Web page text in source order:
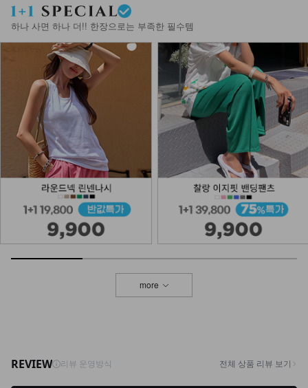
하나 사면 하나 더!! 한장으로는 부족한 필수템
more